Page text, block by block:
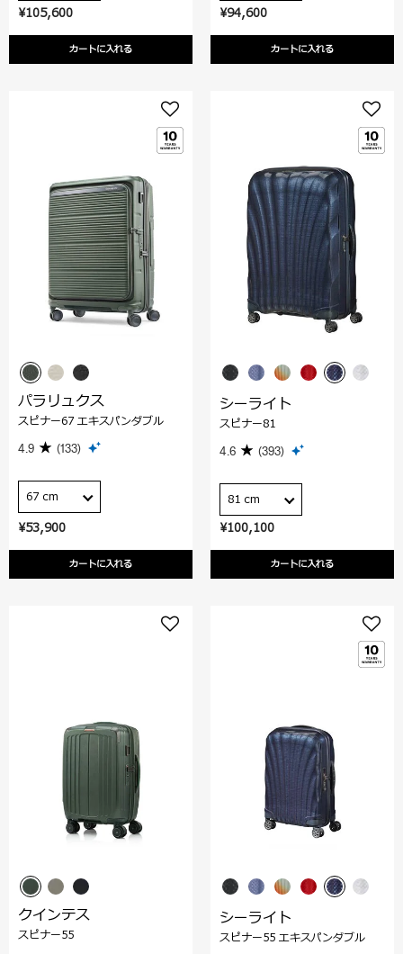
¥105,600
カートに入れる
¥94,600
カートに入れる
¥53,900
カートに入れる
パラリュクス
スピナー67 エキスパンダブル
4.9 (133)
67 cm
¥100,100
カートに入れる
シーライト
スピナー81
4.6 (393)
81 cm
クインテス
スピナー55
シーライト
スピナー55 エキスパンダブル